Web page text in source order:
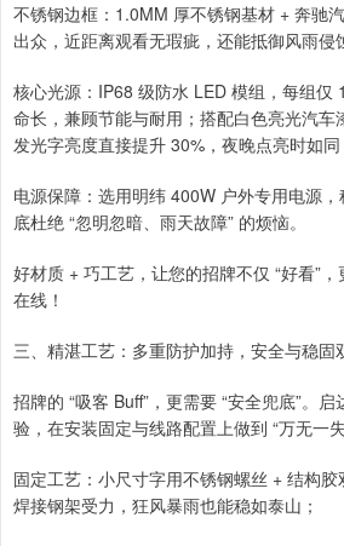
不锈钢边框：1.0MM 厚不锈钢基材 + 奔驰
出众，近距离观看无瑕疵，还能抵御风雨侵
核心光源：IP68 级防水 LED 模组，每组仅
命长，兼顾节能与耐用；搭配白色亮光汽车
发光字亮度直接提升 30%，夜晚点亮时如同
电源保障：选用明纬 400W 户外专用电源
底杜绝 “忽明忽暗、雨天故障” 的烦恼。
好材质 + 巧工艺，让您的招牌不仅 “好看”，
在线！
三、精湛工艺：多重防护加持，安全与稳固
招牌的 “吸客 Buff”，更需要 “安全兜底”。
验，在安装固定与线路配置上做到 “万无一失
固定工艺：小尺寸字用不锈钢螺丝 + 结构
焊接钢架受力，狂风暴雨也能稳如泰山；